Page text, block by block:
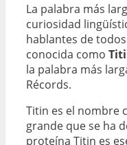
La palabra más
curiosidad
hablantes de
conocida como
la palabra más
Récords.
Titin es el nombre
grande que se ha
proteína Titin es